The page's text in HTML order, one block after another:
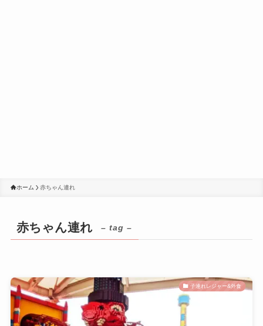
ホーム 赤ちゃん連れ
赤ちゃん連れ – tag –
子連れレジャー&外食